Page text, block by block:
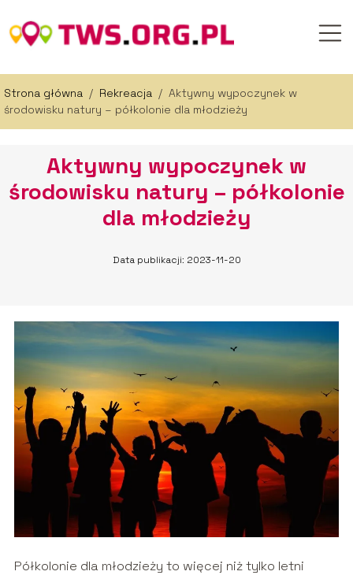
Strona główna / Rekreacja / Aktywny wypoczynek w
środowisku natury – półkolonie dla młodzieży
Aktywny wypoczynek w
środowisku natury – półkolonie
dla młodzieży
Data publikacji: 2023-11-20
Półkolonie dla młodzieży to więcej niż tylko letni